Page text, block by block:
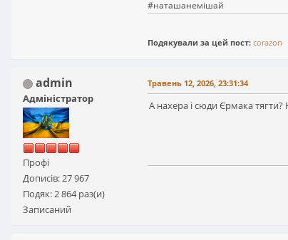
#наташанемішай
Подякували за цей пост: corazon
admin
Адміністратор
Профі
Дописів: 27 967
Подяк: 2 864 раз(и)
Записаний
Травень 12, 2026, 23:31:34
А нахера і сюди Єрмака